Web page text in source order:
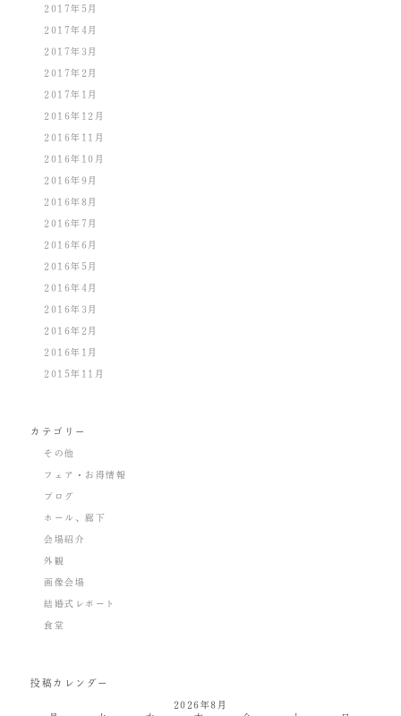
2017年5月
2017年4月
2017年3月
2017年2月
2017年1月
2016年12月
2016年11月
2016年10月
2016年9月
2016年8月
2016年7月
2016年6月
2016年5月
2016年4月
2016年3月
2016年2月
2016年1月
2015年11月
カテゴリー
その他
フェア・お得情報
ブログ
ホール、廊下
会場紹介
外観
画像会場
結婚式レポート
食堂
投稿カレンダー
2026年8月